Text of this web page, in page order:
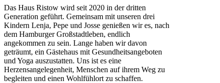
Das Haus Ristow wird seit 2020 in der dritten
Generation geführt. Gemeinsam mit unseren drei
Kindern Lenja, Pepe und Josse genießen wir es, nach
dem Hamburger Großstadtleben, endlich
angekommen zu sein. Lange haben wir davon
geträumt, ein Gästehaus mit Gesundheitsangeboten
und Yoga auszustatten. Uns ist es eine
Herzensangelegenheit, Menschen auf ihrem Weg zu
begleiten und einen Wohlfühlort zu schaffen.